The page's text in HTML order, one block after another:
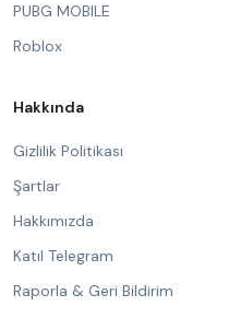
PUBG MOBILE
Roblox
Hakkında
Gizlilik Politikası
Şartlar
Hakkımızda
Katıl Telegram
Raporla & Geri Bildirim